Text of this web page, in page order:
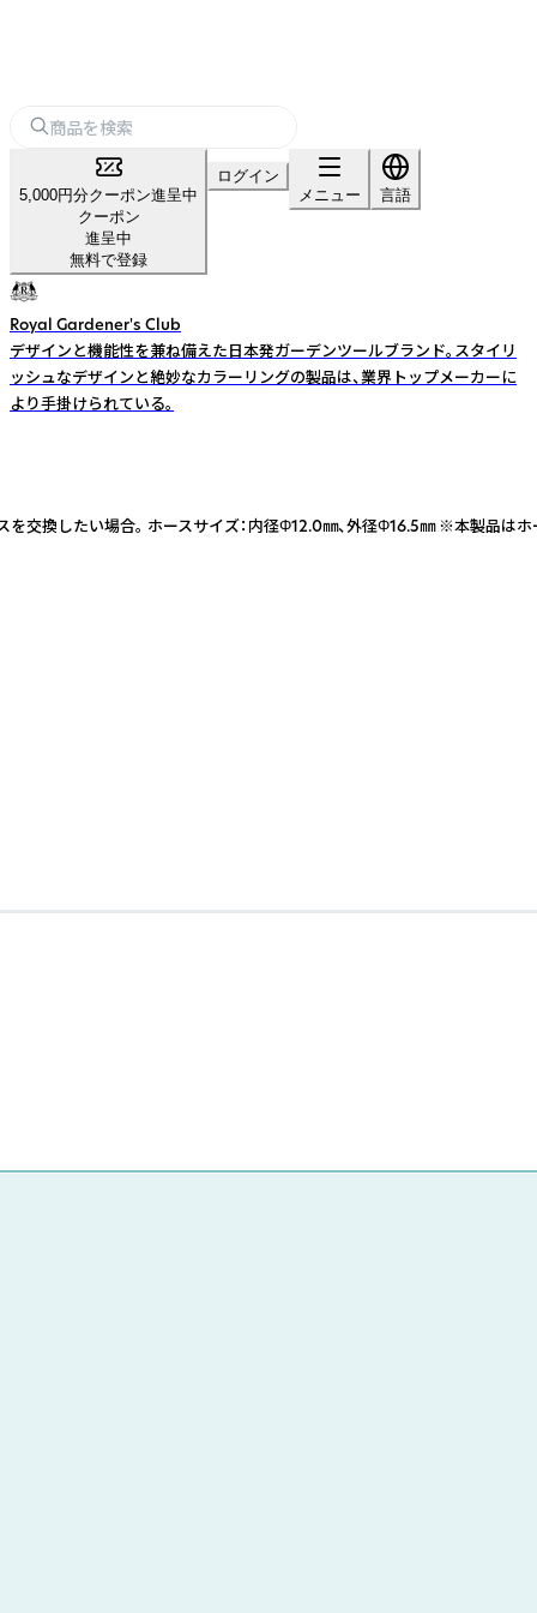
5,000円分クーポン進呈中
クーポン
進呈中
無料で登録
ログイン
メニュー
言語
Royal Gardener's Club
デザインと機能性を兼ね備えた日本発ガーデンツールブランド。スタイリ
ッシュなデザインと絶妙なカラーリングの製品は、業界トップメーカーに
より手掛けられている。
換したい場合。 ホースサイズ：内径Φ12.0㎜、外径Φ16.5㎜ ※本製品は